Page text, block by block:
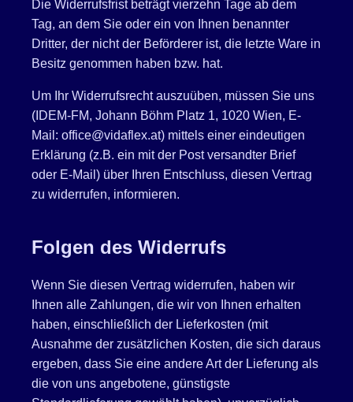
Die Widerrufsfrist beträgt vierzehn Tage ab dem
Tag, an dem Sie oder ein von Ihnen benannter
Dritter, der nicht der Beförderer ist, die letzte Ware in
Besitz genommen haben bzw. hat.
Um Ihr Widerrufsrecht auszuüben, müssen Sie uns
(IDEM-FM, Johann Böhm Platz 1, 1020 Wien, E-
Mail: office@vidaflex.at) mittels einer eindeutigen
Erklärung (z.B. ein mit der Post versandter Brief
oder E-Mail) über Ihren Entschluss, diesen Vertrag
zu widerrufen, informieren.
Folgen des Widerrufs
Wenn Sie diesen Vertrag widerrufen, haben wir
Ihnen alle Zahlungen, die wir von Ihnen erhalten
haben, einschließlich der Lieferkosten (mit
Ausnahme der zusätzlichen Kosten, die sich daraus
ergeben, dass Sie eine andere Art der Lieferung als
die von uns angebotene, günstigste